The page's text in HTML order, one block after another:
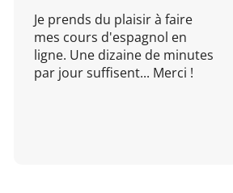
Je prends du plaisir à faire
mes cours d'espagnol en
ligne. Une dizaine de minutes
par jour suffisent... Merci !